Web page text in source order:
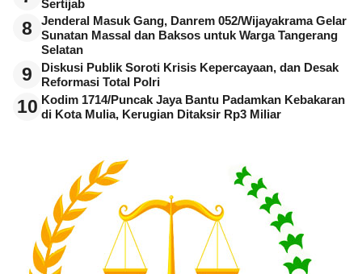
Sertijab
8
Jenderal Masuk Gang, Danrem 052/Wijayakrama Gelar
Sunatan Massal dan Baksos untuk Warga Tangerang
Selatan
9
Diskusi Publik Soroti Krisis Kepercayaan, dan Desak
Reformasi Total Polri
10 Kodim 1714/Puncak Jaya Bantu Padamkan Kebakaran
di Kota Mulia, Kerugian Ditaksir Rp3 Miliar